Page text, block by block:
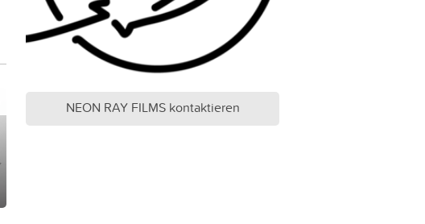
NEON RAY FILMS kontaktieren